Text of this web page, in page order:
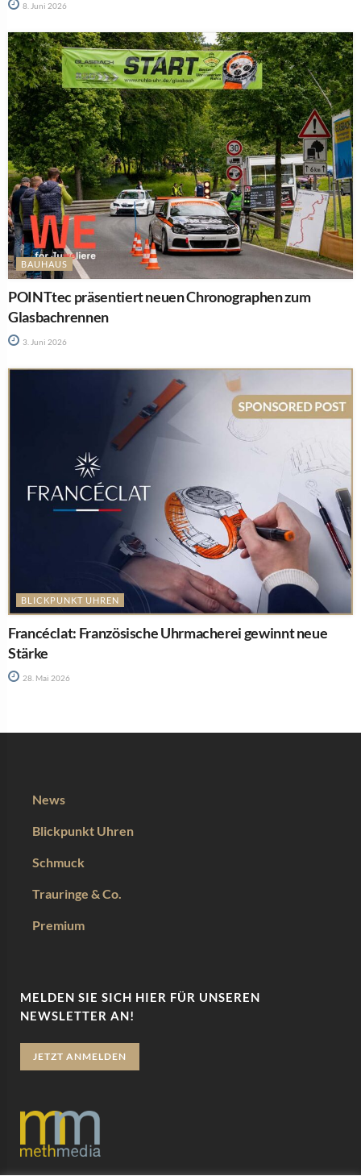
8. Juni 2026
BAUHAUS
POINTtec präsentiert neuen Chronographen zum
Glasbachrennen
3. Juni 2026
BLICKPUNKT UHREN
Francéclat: Französische Uhrmacherei gewinnt neue
Stärke
28. Mai 2026
News
Blickpunkt Uhren
Schmuck
Trauringe & Co.
Premium
MELDEN SIE SICH HIER FÜR UNSEREN
NEWSLETTER AN!
JETZT ANMELDEN